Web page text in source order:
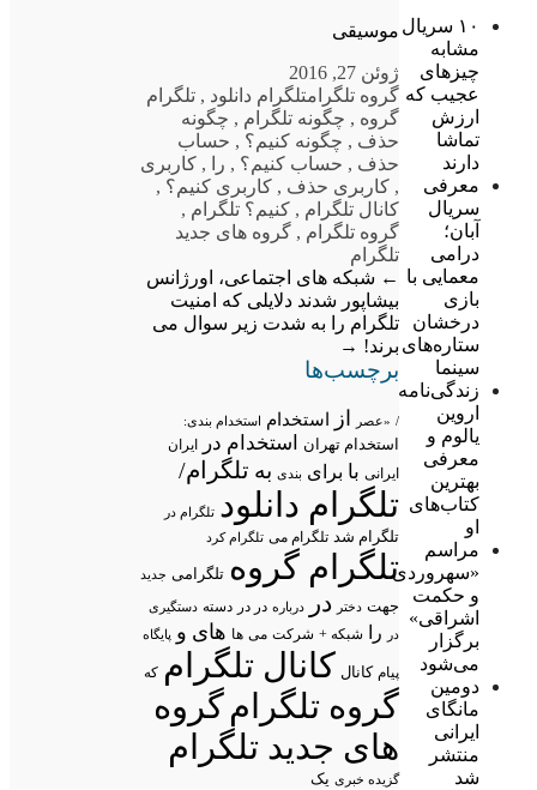
۱۰ سریال
مشابه
چیزهای
عجیب که
ارزش
تماشا
دارند
معرفی
سریال
آبان؛
درامی
معمایی با
بازی
درخشان
ستاره‌های
سینما
زندگی‌نامه
اروین
یالوم و
معرفی
بهترین
کتاب‌های
او
مراسم
«سهروردی
و حکمت
اشراقی»
برگزار
می‌شود
دومین
مانگای
ایرانی
منتشر
شد
موسیقی
ژوئن 27, 2016
گروه تلگرامتلگرام دانلود , تلگرام
گروه , چگونه تلگرام , چگونه
حذف , چگونه کنیم؟ , حساب
حذف , حساب کنیم؟ , را , کاربری
, کاربری حذف , کاربری کنیم؟ ,
کانال تلگرام , کنیم؟ تلگرام ,
گروه تلگرام , گروه های جدید
تلگرام
← شبکه های اجتماعی، اورژانس
بیشاپور شدند دلایلی که امنیت
تلگرام را به شدت زیر سوال می
برند! →
برچسب‌ها
/ «عصر از استخدام استخدام بندی:
استخدام تهران استخدام در ایران
ایرانی با برای بندی به تلگرام/
تلگرام دانلود تلگرام در
تلگرام شد تلگرام می تلگرام کرد
تلگرام گروه تلگرامی جدید
جهت دختر در درباره در در دسته دستگیری
در
را شبکه + شرکت می ها های و پایگاه
پیام کانال کانال تلگرام که
گروه تلگرامگروه
های جدید تلگرام
گزیده خبری یک